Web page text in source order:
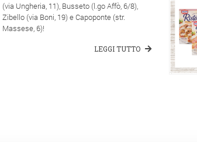
(via Ungheria, 11), Busseto (l.go Affò, 6/8),
Zibello (via Boni, 19) e Capoponte (str.
Massese, 6)!
LEGGI TUTTO